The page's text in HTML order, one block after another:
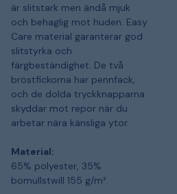
är slitstark men ändå mjuk
och behaglig mot huden. Easy
Care material garanterar god
slitstyrka och
färgbeständighet. De två
bröstfickorna har pennfack,
och de dolda tryckknapparna
skyddar mot repor när du
arbetar nära känsliga ytor.
Material:
65% polyester, 35%
bomullstwill 155 g/m².